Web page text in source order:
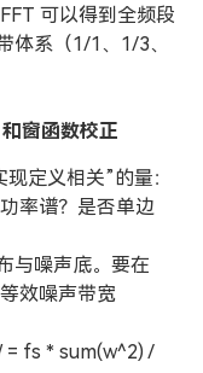
可以得到全频段
体系（1/1、1/3、
窗函数校正
定义相关”的量：
率谱？是否单边
与噪声底。要在
效噪声带宽
= fs * sum(w^2) /